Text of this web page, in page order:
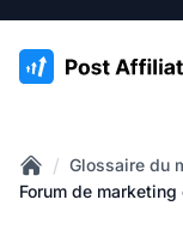
:site.title
Home
/ Glossaire du
Forum de